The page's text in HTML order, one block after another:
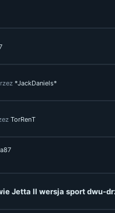
*JackDaniels*
TorRenT
Jetta II wersja sport dwu-